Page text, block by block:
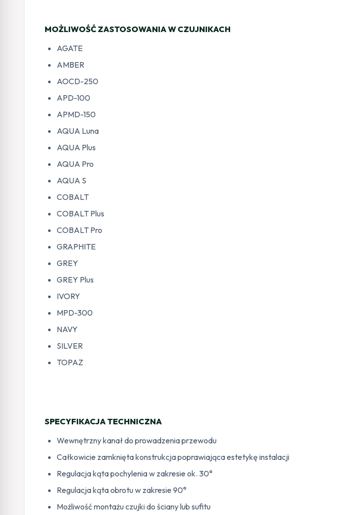
MOŻLIWOŚĆ ZASTOSOWANIA W CZUJNIKACH
AGATE
AMBER
AOCD-250
APD-100
APMD-150
AQUA Luna
AQUA Plus
AQUA Pro
AQUA S
COBALT
COBALT Plus
COBALT Pro
GRAPHITE
GREY
GREY Plus
IVORY
MPD-300
NAVY
SILVER
TOPAZ
SPECYFIKACJA TECHNICZNA
Wewnętrzny kanał do prowadzenia przewodu
Całkowicie zamknięta konstrukcja poprawiająca estetykę instalacji
Regulacja kąta pochylenia w zakresie ok. 30°
Regulacja kąta obrotu w zakresie 90°
Możliwość montażu czujki do ściany lub sufitu